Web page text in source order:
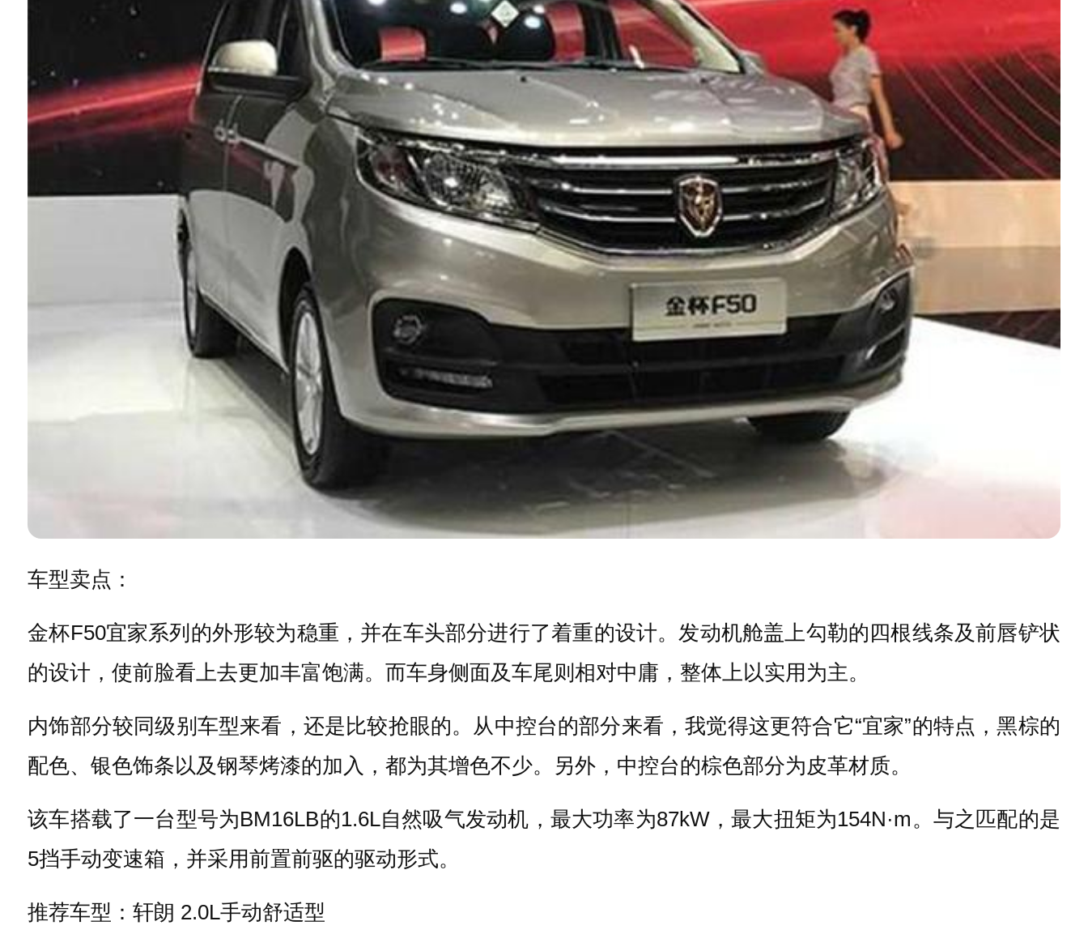
车型卖点：
金杯F50宜家系列的外形较为稳重，并在车头部分进行了着重的设计。发动机舱盖上勾勒的四根线条及前唇铲状
的设计，使前脸看上去更加丰富饱满。而车身侧面及车尾则相对中庸，整体上以实用为主。
内饰部分较同级别车型来看，还是比较抢眼的。从中控台的部分来看，我觉得这更符合它“宜家”的特点，黑棕的
配色、银色饰条以及钢琴烤漆的加入，都为其增色不少。另外，中控台的棕色部分为皮革材质。
该车搭载了一台型号为BM16LB的1.6L自然吸气发动机，最大功率为87kW，最大扭矩为154N·m。与之匹配的是
5挡手动变速箱，并采用前置前驱的驱动形式。
推荐车型：轩朗 2.0L手动舒适型